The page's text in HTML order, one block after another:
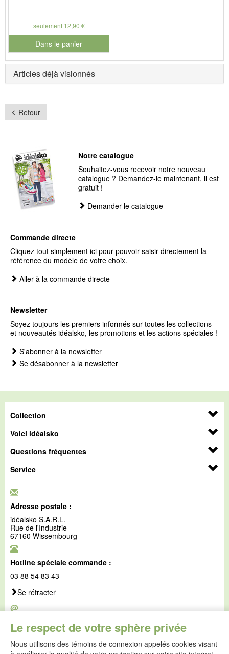
seulement 12,90 €
Dans le panier
pour le numéro de produit 901127
Articles déjà visionnés
Retour
Le respect de votre sphère privée
Nous utilisons des témoins de connexion appelés cookies visant
Notre catalogue
Souhaitez-vous recevoir notre nouveau
catalogue ? Demandez-le maintenant, il est
gratuit !
Demander le catalogue
Commande directe
Cliquez tout simplement ici pour pouvoir saisir directement la
référence du modèle de votre choix.
Aller à la commande directe
Newsletter
Soyez toujours les premiers informés sur toutes les collections
et nouveautés idéalsko, les promotions et les actions spéciales !
S'abonner à la newsletter
Se désabonner à la newsletter
Collection
Voici idéalsko
Questions fréquentes
Service
Adresse postale :
idéalsko S.A.R.L.
Rue de l'Industrie
67160 Wissembourg
Hotline spéciale commande :
03 88 54 83 43
Se rétracter
@
service@idealsko.fr
@